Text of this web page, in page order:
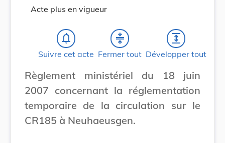
Acte plus en vigueur
notifications_none
Suivre cet acte
compress
Fermer tout
expand
Développer tout
Règlement ministériel du 18 juin
2007 concernant la réglementation
temporaire de la circulation sur le
CR185 à Neuhaeusgen.